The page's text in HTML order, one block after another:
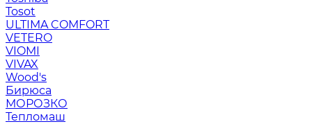
Tosot
ULTIMA COMFORT
VETERO
VIOMI
VIVAX
Wood's
Бирюса
МОРОЗКО
Тепломаш